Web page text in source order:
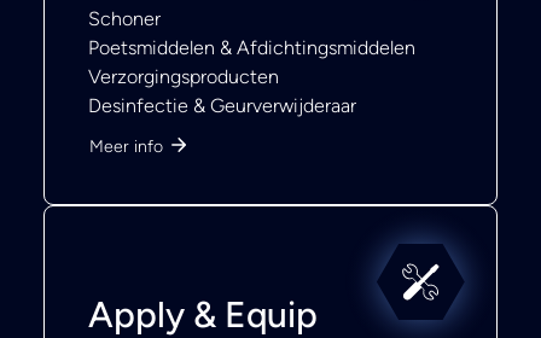
Schoner
Poetsmiddelen & Afdichtingsmiddelen
Verzorgingsproducten
Desinfectie & Geurverwijderaar
Meer info
Apply & Equip